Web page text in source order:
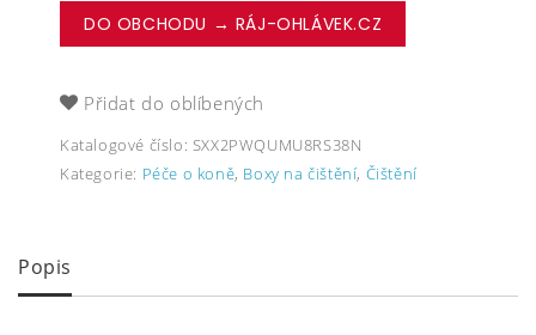
DO OBCHODU → RÁJ-OHLÁVEK.CZ
Přidat do oblíbených
Katalogové číslo: SXX2PWQUMU8RS38N
Kategorie: Péče o koně, Boxy na čištění, Čištění
Popis